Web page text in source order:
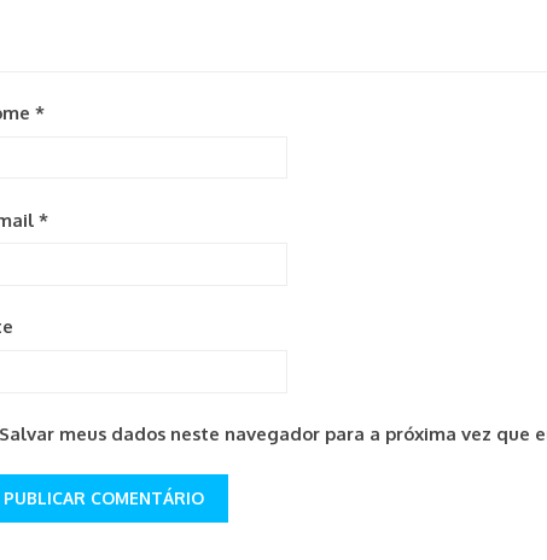
*
*
Salvar meus dados neste navegador para a próxima vez que